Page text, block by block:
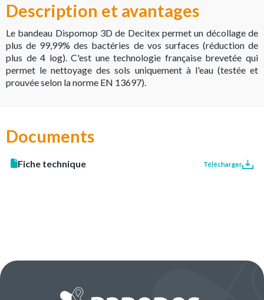
Description et avantages
Le bandeau Dispomop 3D de Decitex permet un décollage de
plus de 99,99% des bactéries de vos surfaces (réduction de
plus de 4 log). C'est une technologie française brevetée qui
permet le nettoyage des sols uniquement à l'eau (testée et
prouvée selon la norme EN 13697).
Documents
Fiche technique Télécharger